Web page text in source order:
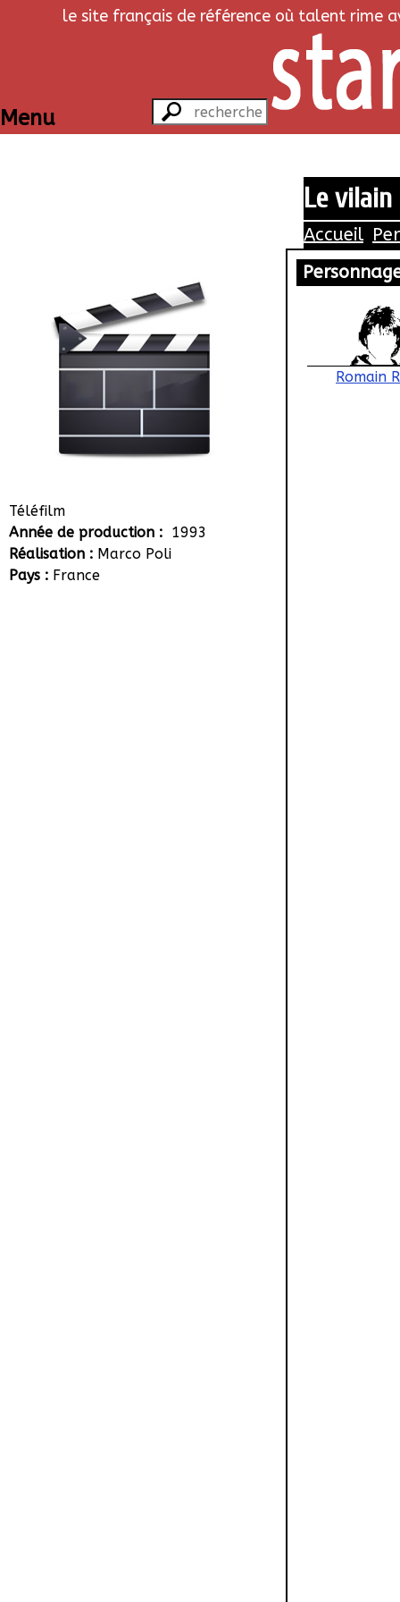
le site français de référence où talent rime
Menu
Téléfilm
Année de production : 1993
Réalisation : Marco Poli
Pays : France
Le
Accueil
Romain